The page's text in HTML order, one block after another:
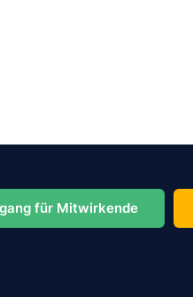
für Mitwirkende